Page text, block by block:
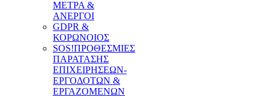
ΜΕΤΡΑ &
ΑΝΕΡΓΟΙ
GDPR &
ΚΟΡΩΝΟΙΟΣ
SOS!ΠΡΟΘΕΣΜΙΕΣ
ΠΑΡΑΤΑΣΗΣ
ΕΠΙΧΕΙΡΗΣΕΩΝ-
ΕΡΓΟΔΟΤΩΝ &
ΕΡΓΑΖΟΜΕΝΩΝ